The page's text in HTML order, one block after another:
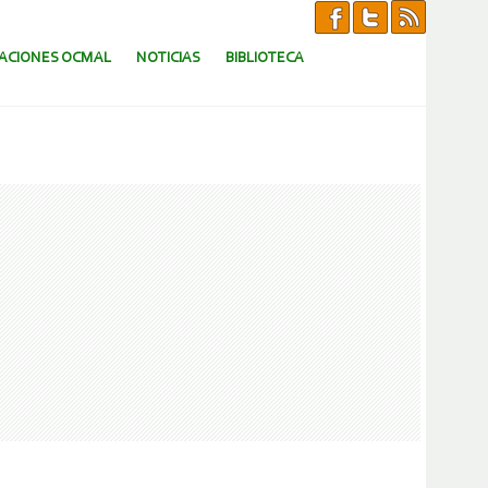
OCMAL NOTICIAS BIBLIOTECA